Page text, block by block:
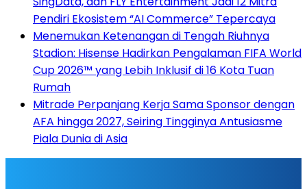
Pendiri Ekosistem “AI Commerce” Tepercaya
Menemukan Ketenangan di Tengah Riuhnya
Stadion: Hisense Hadirkan Pengalaman FIFA World
Cup 2026™ yang Lebih Inklusif di 16 Kota Tuan
Rumah
Mitrade Perpanjang Kerja Sama Sponsor dengan
AFA hingga 2027, Seiring Tingginya Antusiasme
Piala Dunia di Asia